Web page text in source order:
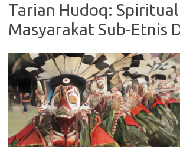
Tarian Hudoq: Spiritual
Masyarakat Sub-Etnis